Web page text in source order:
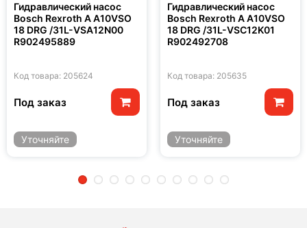
Гидравлический насос
Bosch Rexroth A A10VSO
18 DRG /31L-VSA12N00
R902495889
Код товара: 205624
Под заказ
Уточняйте
Гидравлический насос
Bosch Rexroth A A10VSO
18 DRG /31L-VSC12K01
R902492708
Код товара: 205635
Под заказ
Уточняйте